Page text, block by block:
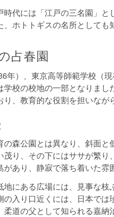
時代には「江戸の三名園」
、ホトトギスの名所としても
占春園
年）、東京高等師範学校（
学校の校地の一部となりま
り、教育的な役割を担いなが
の森公園とは異なり、斜面
茂り、その下にはササが繁
あり、静寂で落ち着いた雰
地にある広場には、見事な枝
の入り口近くには、日本で
道の父として知られる嘉納